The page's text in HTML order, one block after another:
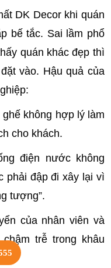
DK Decor khi quán
bế tắc. Sai lầm phổ
quán khác đẹp thì
vào. Hậu quả của
không hợp lý làm
cho khách.
điện nước không
phải đập đi xây lại vì
tượng”.
của nhân viên và
trễ trong khâu